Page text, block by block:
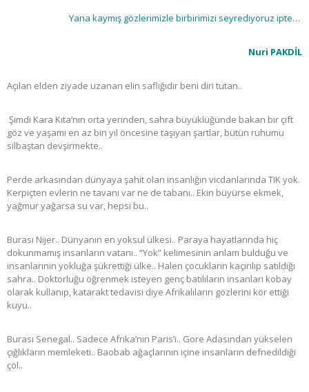
Yana kaymış gözlerimizle birbirimizi seyrediyoruz ipte…
Nuri PAKDİL
Açılan elden ziyade uzanan elin saflığıdır beni diri tutan..
Şimdi Kara Kıta’nın orta yerinden, sahra büyüklüğünde bakan bir çift
göz ve yaşamı en az bin yıl öncesine taşıyan şartlar, bütün ruhumu
silbaştan devşirmekte..
Perde arkasından dünyaya şahit olan insanlığın vicdanlarında TIK yok.
Kerpiçten evlerin ne tavanı var ne de tabanı.. Ekin büyürse ekmek,
yağmur yağarsa su var, hepsi bu..
Burası Nijer.. Dünyanın en yoksul ülkesi.. Paraya hayatlarında hiç
dokunmamış insanların vatanı.. “Yok” kelimesinin anlam bulduğu ve
insanlarının yokluğa şükrettiği ülke.. Halen çocukların kaçırılıp satıldığı
sahra.. Doktorluğu öğrenmek isteyen genç batılıların insanları kobay
olarak kullanıp, katarakt tedavisi diye Afrikalıların gözlerini kör ettiği
kuyu..
Burası Senegal.. Sadece Afrika’nın Paris’i.. Gore Adasından yükselen
çığlıkların memleketi.. Baobab ağaçlarının içine insanların defnedildiği
çöl..